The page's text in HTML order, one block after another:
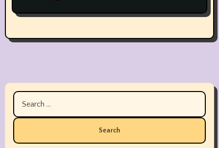
Search
for: